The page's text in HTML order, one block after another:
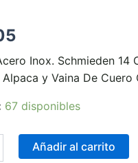
Inox. Schmieden 14
y Vaina De Cuero
67 disponibles
Añadir al carrito